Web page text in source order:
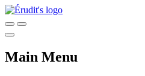
Main Menu